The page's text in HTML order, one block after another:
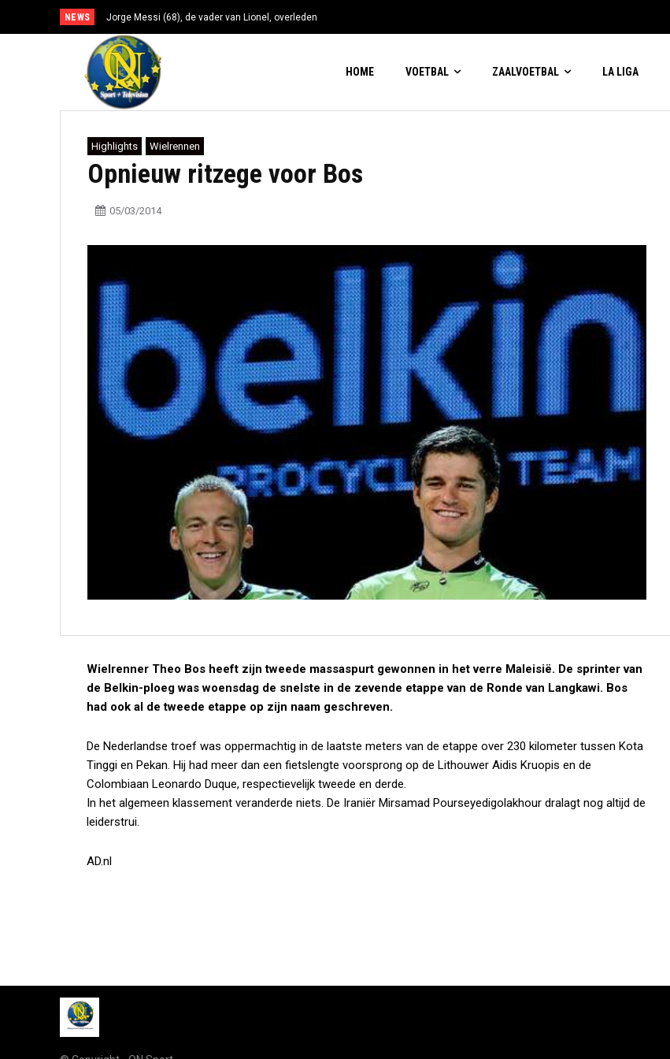
NEWS Jorge Messi (68), de vader van Lionel, overleden
HOME VOETBAL ZAALVOETBAL LA LIGA
Highlights Wielrennen
Opnieuw ritzege voor Bos
05/03/2014
Wielrenner Theo Bos heeft zijn tweede massaspurt gewonnen in het verre Maleisië. De sprinter van
de Belkin-ploeg was woensdag de snelste in de zevende etappe van de Ronde van Langkawi. Bos
had ook al de tweede etappe op zijn naam geschreven.
De Nederlandse troef was oppermachtig in de laatste meters van de etappe over 230 kilometer tussen Kota
Tinggi en Pekan. Hij had meer dan een fietslengte voorsprong op de Lithouwer Aidis Kruopis en de
Colombiaan Leonardo Duque, respectievelijk tweede en derde.
In het algemeen klassement veranderde niets. De Iraniër Mirsamad Pourseyedigolakhour dralagt nog altijd de
leiderstrui.
AD.nl